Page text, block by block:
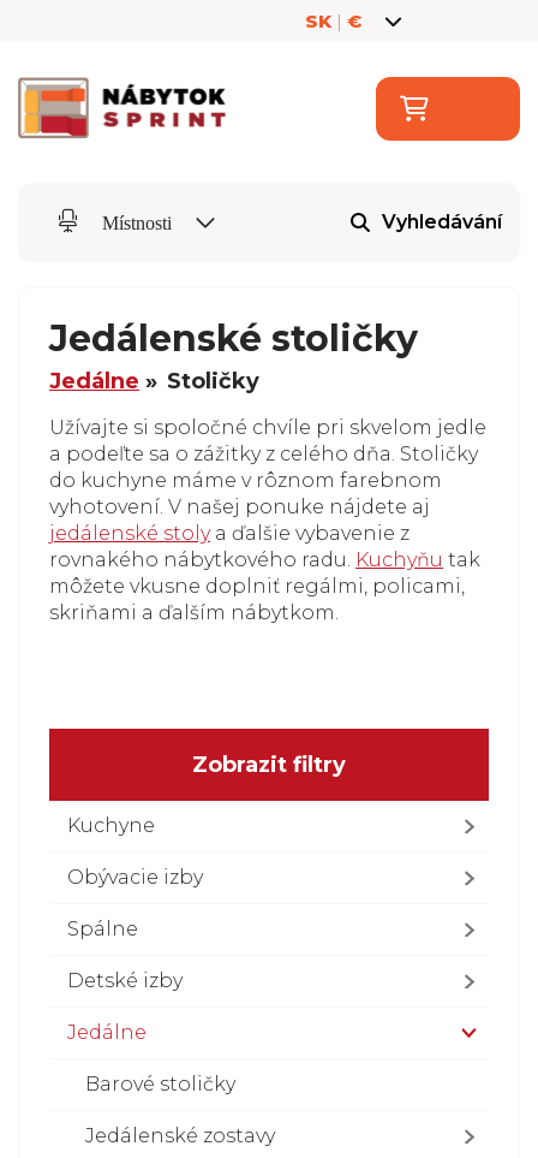
SK | €
Místnosti Vyhledávání
Jedálenské stoličky
Jedálne Stoličky
Užívajte si spoločné chvíle pri skvelom jedle
a podeľte sa o zážitky z celého dňa. Stoličky
do kuchyne máme v rôznom farebnom
vyhotovení. V našej ponuke nájdete aj
jedálenské stolya ďalšie vybavenie z
rovnakého nábytkového radu. Kuchyňu tak
môžete vkusne doplniť regálmi, policami,
skriňami a ďalším nábytkom.
Zobrazit filtry
Kuchyne
Obývacie izby
Spálne
Detské izby
Jedálne
Barové stoličky
Jedálenské zostavy